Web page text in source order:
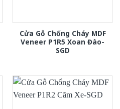
Cửa Gỗ Chống Cháy MDF
Veneer P1R5 Xoan Đào-
SGD